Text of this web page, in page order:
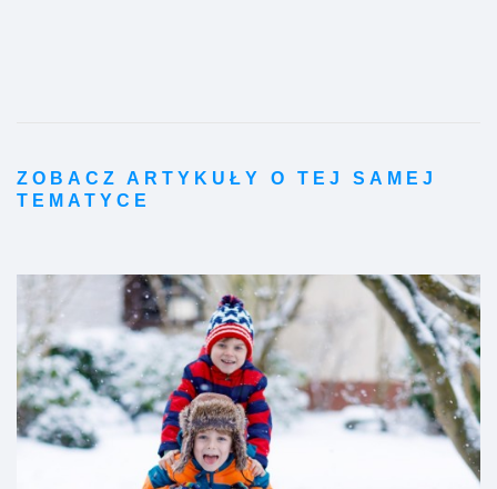
ZOBACZ ARTYKUŁY O TEJ SAMEJ
TEMATYCE